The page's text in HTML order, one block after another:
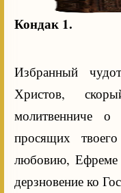
Кондак 1.
Избранный
Христов,
молитвенниче
просящих
любовию, Ефреме
дерзновение ко